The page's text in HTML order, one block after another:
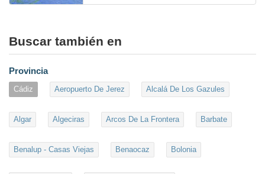
Buscar también en
Provincia
Cádiz Aeropuerto De Jerez Alcalá De Los Gazules
Algar Algeciras Arcos De La Frontera Barbate
Benalup - Casas Viejas Benaocaz Bolonia